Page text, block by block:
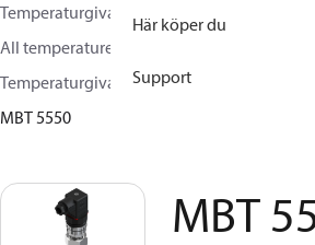
Här köper du
Support
Temperaturgivare och tillbehör
All temperature sensors and transmitters
Temperaturgivare -50C - +400C
MBT 5550
MBT